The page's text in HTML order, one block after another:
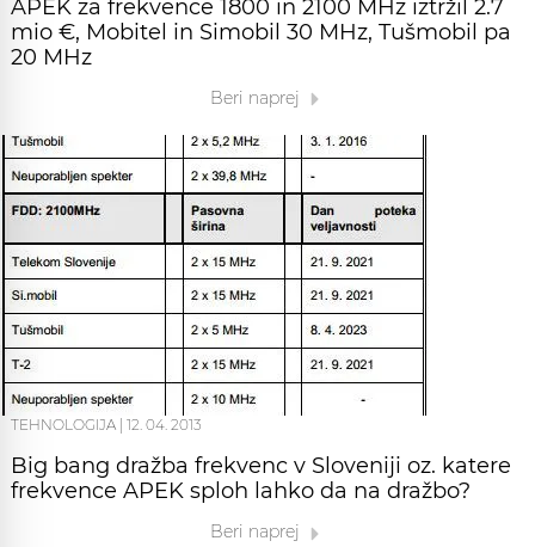
APEK za frekvence 1800 in 2100 MHz iztržil 2.7
mio €, Mobitel in Simobil 30 MHz, Tušmobil pa
20 MHz
Beri naprej
TEHNOLOGIJA 12. 04. 2013
Big bang dražba frekvenc v Sloveniji oz. katere
frekvence APEK sploh lahko da na dražbo?
Beri naprej